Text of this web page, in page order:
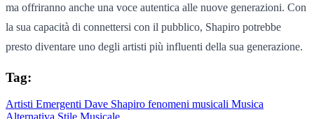
ma offriranno anche una voce autentica alle nuove generazioni. Con
la sua capacità di connettersi con il pubblico, Shapiro potrebbe
presto diventare uno degli artisti più influenti della sua generazione.
Tag:
Artisti Emergenti Dave Shapiro fenomeni musicali Musica